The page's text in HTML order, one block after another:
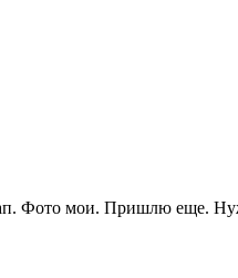
Фото мои. Пришлю еще.